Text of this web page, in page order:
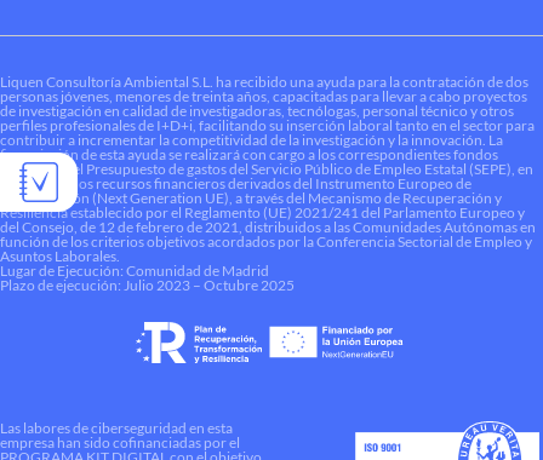
Liquen Consultoría Ambiental S.L. ha recibido una ayuda para la contratación de dos
personas jóvenes, menores de treinta años, capacitadas para llevar a cabo proyectos
de investigación en calidad de investigadoras, tecnólogas, personal técnico y otros
perfiles profesionales de I+D+i, facilitando su inserción laboral tanto en el sector para
contribuir a incrementar la competitividad de la investigación y la innovación. La
financiación de esta ayuda se realizará con cargo a los correspondientes fondos
dotados en el Presupuesto de gastos del Servicio Público de Empleo Estatal (SEPE), en
el marco de los recursos financieros derivados del Instrumento Europeo de
Recuperación (Next Generation UE), a través del Mecanismo de Recuperación y
Resiliencia establecido por el Reglamento (UE) 2021/241 del Parlamento Europeo y
del Consejo, de 12 de febrero de 2021, distribuidos a las Comunidades Autónomas en
función de los criterios objetivos acordados por la Conferencia Sectorial de Empleo y
Asuntos Laborales.
Lugar de Ejecución: Comunidad de Madrid
Plazo de ejecución: Julio 2023 – Octubre 2025
Las labores de ciberseguridad en esta
empresa han sido cofinanciadas por el